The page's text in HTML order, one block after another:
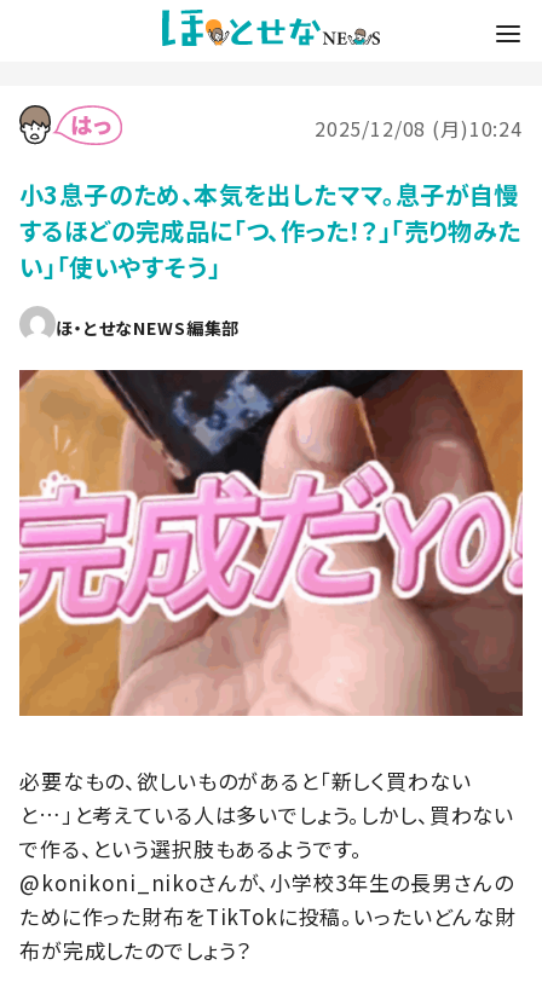
2025/12/08 (月)10:24
小3息子のため、本気を出したママ。息子が自慢
するほどの完成品に「つ、作った！？」「売り物みた
い」「使いやすそう」
ほ・とせなNEWS編集部
必要なもの、欲しいものがあると「新しく買わない
と…」と考えている人は多いでしょう。しかし、買わない
で作る、という選択肢もあるようです。
@konikoni_nikoさんが、小学校3年生の長男さんの
ために作った財布をTikTokに投稿。いったいどんな財
布が完成したのでしょう？